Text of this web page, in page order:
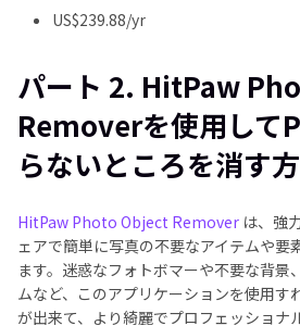
US$239.88/yr
パート 2. HitPaw
Removerを使用して
らないところを消す
HitPaw Photo Object Remover は、強
ェアで簡単に写真の不要なアイテムや要
ます。迷惑なフォトボマーや不要な背景
ムなど、このアプリケーションを使用す
が出来て、より綺麗でプロフェッショナ